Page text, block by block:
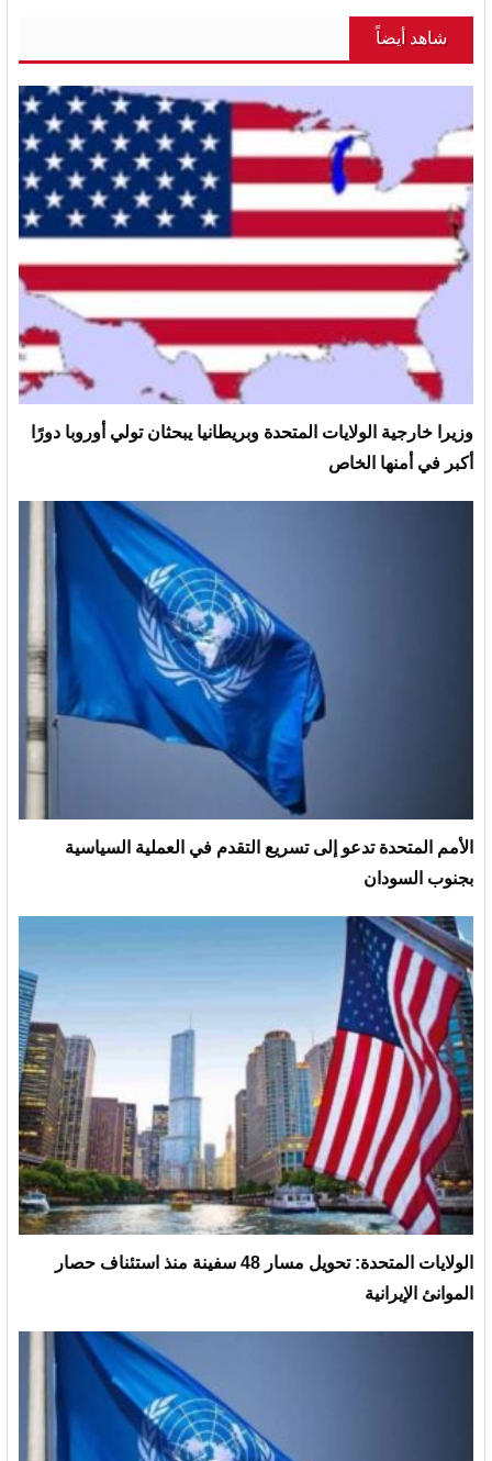
شاهد أيضاً
وزيرا خارجية الولايات المتحدة وبريطانيا يبحثان تولي أوروبا دورًا
أكبر في أمنها الخاص
الأمم المتحدة تدعو إلى تسريع التقدم في العملية السياسية
بجنوب السودان
الولايات المتحدة: تحويل مسار 48 سفينة منذ استئناف حصار
الموانئ الإيرانية